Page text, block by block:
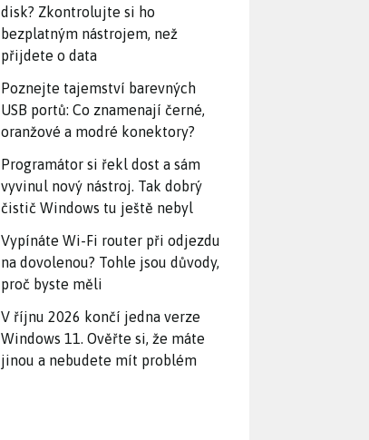
disk? Zkontrolujte si ho
bezplatným nástrojem, než
přijdete o data
Poznejte tajemství barevných
USB portů: Co znamenají černé,
oranžové a modré konektory?
Programátor si řekl dost a sám
vyvinul nový nástroj. Tak dobrý
čistič Windows tu ještě nebyl
Vypínáte Wi-Fi router při odjezdu
na dovolenou? Tohle jsou důvody,
proč byste měli
V říjnu 2026 končí jedna verze
Windows 11. Ověřte si, že máte
jinou a nebudete mít problém